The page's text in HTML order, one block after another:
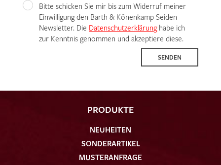
Bitte schicken Sie mir bis zum Widerruf meiner
Einwilligung den Barth & Könenkamp Seiden
Newsletter. Die Datenschutzerklärunghabe ich
zur Kenntnis genommen und akzeptiere diese.
SENDEN
PRODUKTE
NEUHEITEN
SONDERARTIKEL
MUSTERANFRAGE